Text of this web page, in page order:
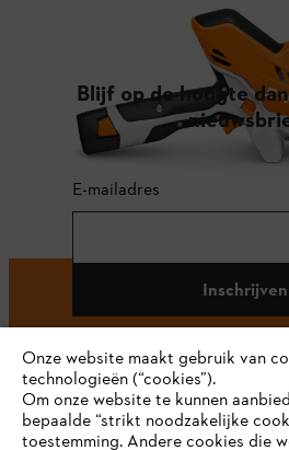
Blijf op de hoogte
E-mailadres
Inschrijven
Onze website maakt gebruik van
technologieën (“cookies”).
Om onze website te kunnen
bepaalde “strikt noodzakelijke
toestemming. Andere cookies die